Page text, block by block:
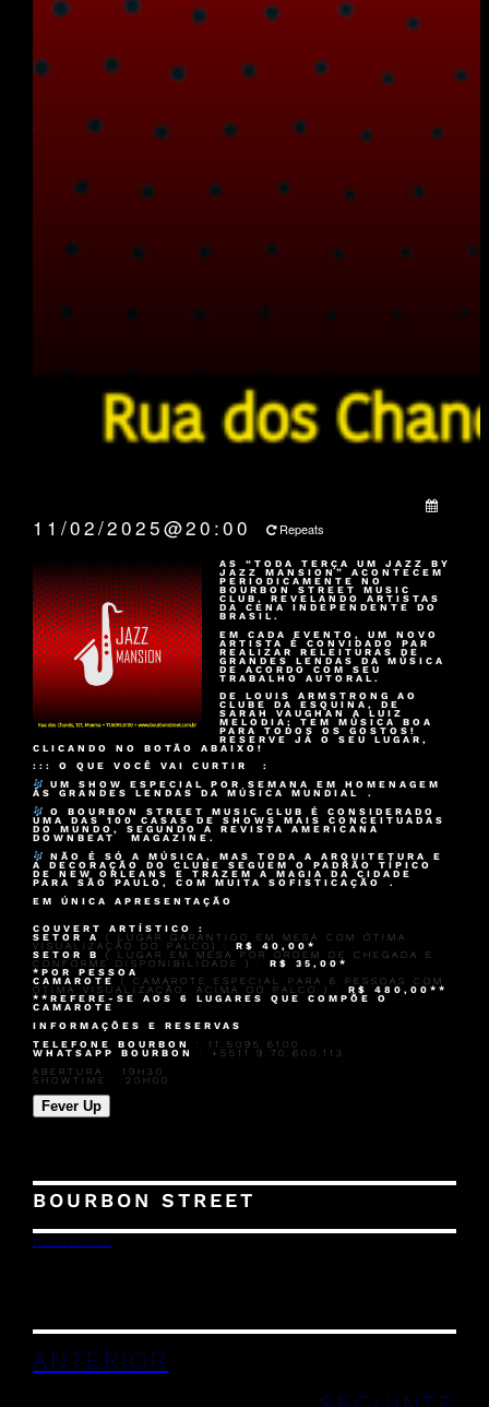
11/02/2025@20:00 Repeats
AS “TODA TERÇA UM JAZZ BY
JAZZ MANSION” ACONTECEM
PERIODICAMENTE NO
BOURBON STREET MUSIC
CLUB, REVELANDO ARTISTAS
DA CENA INDEPENDENTE DO
BRASIL.
EM CADA EVENTO, UM NOVO
ARTISTA É CONVIDADO PAR
REALIZAR RELEITURAS DE
GRANDES LENDAS DA MÚSICA
DE ACORDO COM SEU
TRABALHO AUTORAL.
DE LOUIS ARMSTRONG AO
CLUBE DA ESQUINA, DE
SARAH VAUGHAN A LUIZ
MELODIA; TEM MÚSICA BOA
PARA TODOS OS GOSTOS!
RESERVE JÁ O SEU LUGAR,
CLICANDO NO BOTÃO ABAIXO!
::: O QUE VOCÊ VAI CURTIR :
UM SHOW ESPECIAL POR SEMANA EM HOMENAGEM
ÀS GRANDES LENDAS DA MÚSICA MUNDIAL .
O BOURBON STREET MUSIC CLUB É CONSIDERADO
UMA DAS 100 CASAS DE SHOWS MAIS CONCEITUADAS
DO MUNDO, SEGUNDO A REVISTA AMERICANA
DOWNBEAT MAGAZINE.
NÃO É SÓ A MÚSICA, MAS TODA A ARQUITETURA E
A DECORAÇÃO DO CLUBE SEGUEM O PADRÃO TÍPICO
DE NEW ORLEANS E TRAZEM A MAGIA DA CIDADE
PARA SÃO PAULO, COM MUITA SOFISTICAÇÃO .
EM ÚNICA APRESENTAÇÃO
COUVERT ARTÍSTICO :
SETOR A ( LUGAR GARANTIDO EM MESA COM ÓTIMA
VISUALIZAÇÃO DO PALCO) : R$ 40,00*
SETOR B ( LUGAR EM MESA POR ORDEM DE CHEGADA E
CONFORME DISPONIBILIDADE ) : R$ 35,00*
*POR PESSOA
CAMAROTE
( CAMAROTE ESPECIAL PARA 6 PESSOAS COM
ÓTIMA VISUALIZAÇÃO, ACIMA DO PALCO ) : R$ 480,00**
**REFERE-SE AOS 6 LUGARES QUE COMPÕE O
CAMAROTE
INFORMAÇÕES E RESERVAS
TELEFONE BOURBON
: 11.5095.6100
WHATSAPP BOURBON
: +5511.9.70.600.113
ABERTURA : 19H30
SHOWTIME : 20H00
Fever Up
BOURBON STREET
16/12/2022
ANTERIOR